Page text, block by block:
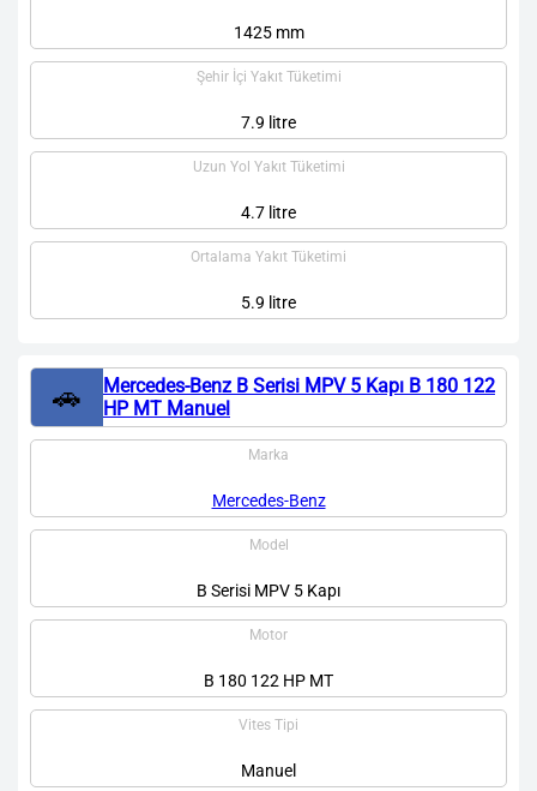
1425 mm
Şehir İçi Yakıt Tüketimi
7.9 litre
Uzun Yol Yakıt Tüketimi
4.7 litre
Ortalama Yakıt Tüketimi
5.9 litre
🚗
Mercedes-Benz B Serisi MPV 5 Kapı B 180 122
HP MT Manuel
Marka
Mercedes-Benz
Model
B Serisi MPV 5 Kapı
Motor
B 180 122 HP MT
Vites Tipi
Manuel